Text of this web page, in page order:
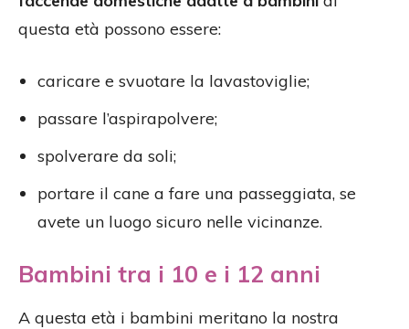
questa età possono essere:
caricare e svuotare la lavastoviglie;
passare l’aspirapolvere;
spolverare da soli;
portare il cane a fare una passeggiata, se
avete un luogo sicuro nelle vicinanze.
Bambini tra i 10 e i 12 anni
A questa età i bambini meritano la nostra